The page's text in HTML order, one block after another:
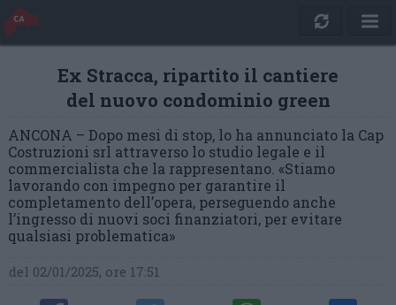
Ex Stracca, ripartito il cantiere
del nuovo condominio green
ANCONA – Dopo mesi di stop, lo ha annunciato la Cap
Costruzioni srl attraverso lo studio legale e il
commercialista che la rappresentano. «Stiamo
lavorando con impegno per garantire il
completamento dell’opera, perseguendo anche
l’ingresso di nuovi soci finanziatori, per evitare
qualsiasi problematica»
del 02/01/2025, ore 17:51